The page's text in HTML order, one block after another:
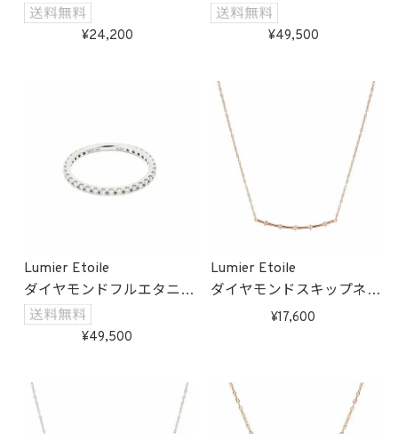
(ホワイトゴールド)
24,200
ィーリング(ゴールド)
49,500
Lumier Etoile
ダイヤモンドフルエタニテ
ィーリング(ホワイトゴー
49,500
Lumier Etoile
ダイヤモンドスキップネッ
クレス(ピンクゴールド)
17,600